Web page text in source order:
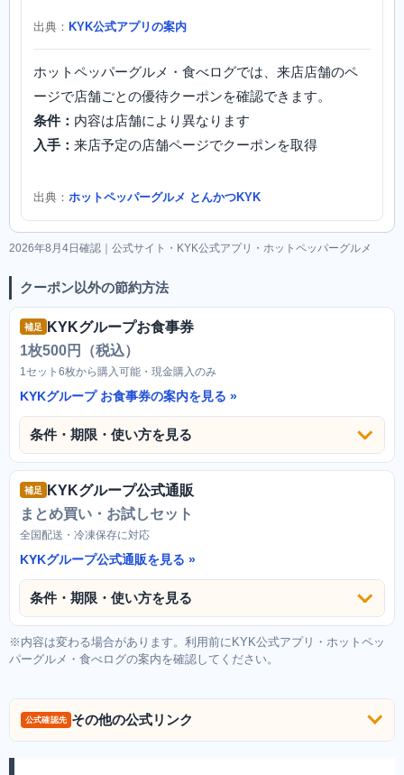
出典： KYK公式アプリの案内
ホットペッパーグルメ・食べログでは、来店店舗のペ
ージで店舗ごとの優待クーポンを確認できます。
条件： 内容は店舗により異なります
入手： 来店予定の店舗ページでクーポンを取得
出典： ホットペッパーグルメ とんかつKYK
2026年8月4日確認｜公式サイト・KYK公式アプリ・ホットペッパーグルメ
クーポン以外の節約方法
補足
KYKグループお食事券
1枚500円（税込）
1セット6枚から購入可能・現金購入のみ
KYKグループ お食事券の案内を見る
条件・期限・使い方を見る
補足
KYKグループ公式通販
まとめ買い・お試しセット
全国配送・冷凍保存に対応
KYKグループ公式通販を見る
条件・期限・使い方を見る
※内容は変わる場合があります。利用前にKYK公式アプリ・ホットペッ
パーグルメ・食べログの案内を確認してください。
公式確認先 その他の公式リンク